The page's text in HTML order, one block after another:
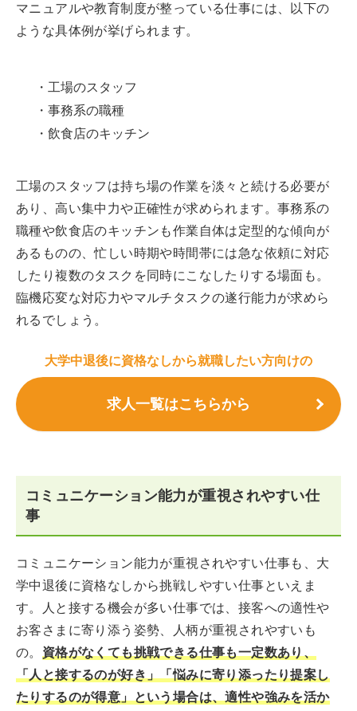
マニュアルや教育制度が整っている仕事には、以下の
ような具体例が挙げられます。
・工場のスタッフ
・事務系の職種
・飲食店のキッチン
工場のスタッフは持ち場の作業を淡々と続ける必要が
あり、高い集中力や正確性が求められます。事務系の
職種や飲食店のキッチンも作業自体は定型的な傾向が
あるものの、忙しい時期や時間帯には急な依頼に対応
したり複数のタスクを同時にこなしたりする場面も。
臨機応変な対応力やマルチタスクの遂行能力が求めら
れるでしょう。
大学中退後に資格なしから就職したい方向けの
求人一覧はこちらから
コミュニケーション能力が重視されやすい仕
事
コミュニケーション能力が重視されやすい仕事も、大
学中退後に資格なしから挑戦しやすい仕事といえま
す。人と接する機会が多い仕事では、接客への適性や
お客さまに寄り添う姿勢、人柄が重視されやすいも
の。 資格がなくても挑戦できる仕事も一定数あり、
「人と接するのが好き」「悩みに寄り添ったり提案し
たりするのが得意」という場合は、適性や強みを活か